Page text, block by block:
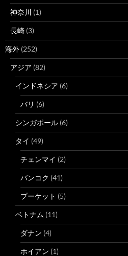
神奈川 (1)
長崎 (3)
海外 (252)
アジア (82)
インドネシア (6)
バリ (6)
シンガポール (6)
タイ (49)
チェンマイ (2)
バンコク (41)
プーケット (5)
ベトナム (11)
ダナン (4)
ホイアン (1)